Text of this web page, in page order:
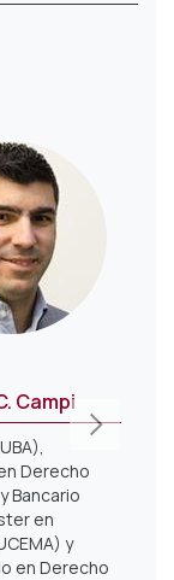
Campi
Derecho
Bancario
en
y
en Derecho